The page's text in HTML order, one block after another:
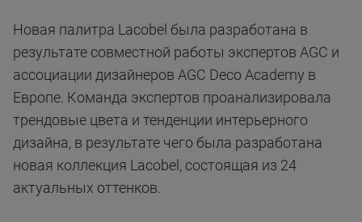
Новая палитра Lacobel была разработана в
результате совместной работы экспертов AGC и
ассоциации дизайнеров AGC Deco Academy в
Европе. Команда экспертов проанализировала
трендовые цвета и тенденции интерьерного
дизайна, в результате чего была разработана
новая коллекция Lacobel, состоящая из 24
актуальных оттенков.